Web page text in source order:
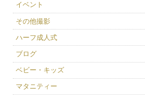
イベント
その他撮影
ハーフ成人式
ブログ
ベビー・キッズ
マタニティー